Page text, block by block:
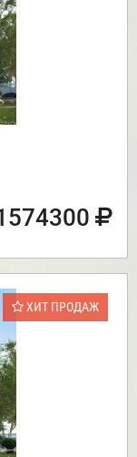
ХИТ ПРОДАЖ